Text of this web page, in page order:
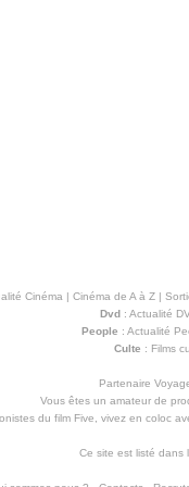
Cinéma | Cinéma de A à Z|
Dvd: Actualité
People : Actualité
Culte : Films
Partenaire
Vous êtes un amateur de
du film Five, vivez en coloc
Ce site est listé dans